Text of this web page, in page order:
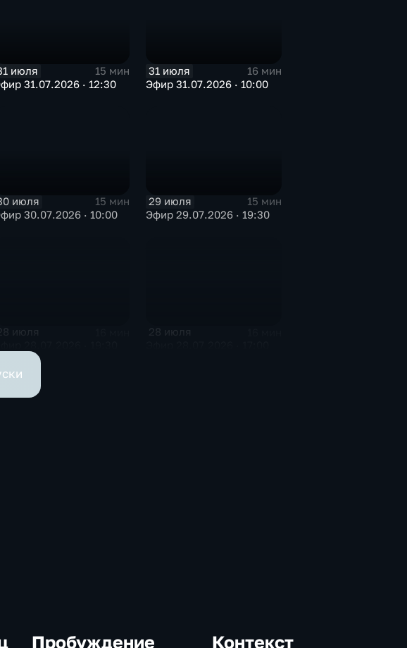
июля
15 мин
31.07.2026 · 12:30
31 июля
16 мин
Эфир 31.07.2026 · 10:00
июля
15 мин
30.07.2026 · 10:00
29 июля
15 мин
Эфир 29.07.2026 · 19:30
июля 28 июля
Пробуждение Контекст